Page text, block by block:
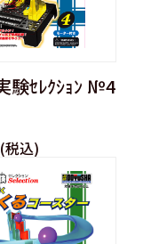
験ｾﾚｸｼｮﾝ №4
税込)